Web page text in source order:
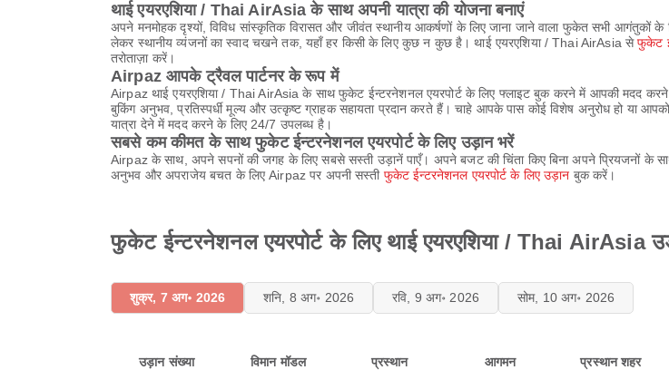
थाई एयरएशिया / Thai AirAsia के साथ अपनी यात्रा की योजना बनाएं
अपने मनमोहक दृश्यों, विविध सांस्कृतिक विरासत और जीवंत स्थानीय आकर्षणों के लिए जाना जाने वाला फुकेत सभी आगंतुकों
लेकर स्थानीय व्यंजनों का स्वाद चखने तक, यहाँ हर किसी के लिए कुछ न कुछ है। थाई एयरएशिया / Thai AirAsia सेफुकेट
तरोताज़ा करें।
Airpaz आपके ट्रैवल पार्टनर के रूप में
Airpaz थाई एयरएशिया / Thai AirAsia के साथ फुकेट ईन्टरनेशनल एयरपोर्ट के लिए फ्लाइट बुक करने में आपकी मदद
बुकिंग अनुभव, प्रतिस्पर्धी मूल्य और उत्कृष्ट ग्राहक सहायता प्रदान करते हैं। चाहे आपके पास कोई विशेष अनुरोध हो या
यात्रा देने में मदद करने के लिए 24/7 उपलब्ध है।
सबसे कम कीमत के साथ फुकेट ईन्टरनेशनल एयरपोर्ट के लिए उड़ान भरें
Airpaz के साथ, अपने सपनों की जगह के लिए सबसे सस्ती उड़ानें पाएँ। अपने बजट की चिंता किए बिना अपने प्रियजनों के
अनुभव और अपराजेय बचत के लिए Airpaz पर अपनी सस्ती फुकेट ईन्टरनेशनल एयरपोर्ट के लिए उड़ान बुक करें।
फुकेट ईन्टरनेशनल एयरपोर्ट के लिए थाई एयरएशिया / Thai AirAsia
शुक्र, 7 अग॰ 2026 शनि, 8 अग॰ 2026 रवि, 9 अग॰ 2026 सोम, 10 अग॰ 2026
उड़ान संख्या विमान मॉडल प्रस्थान आगमन प्रस्थान शहर